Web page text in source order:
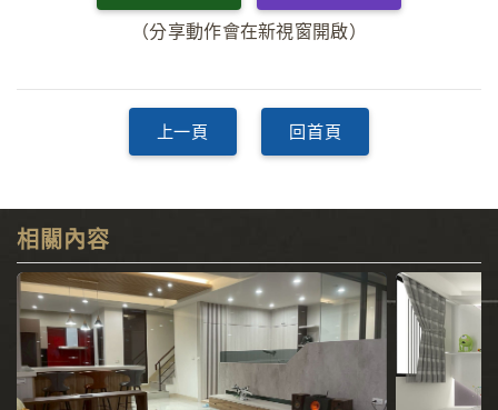
（分享動作會在新視窗開啟）
上一頁 回首頁
相關內容